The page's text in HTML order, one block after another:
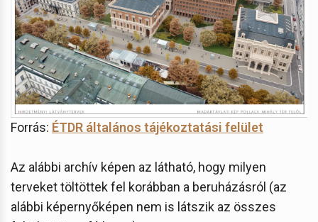
Forrás: ÉTDR általános tájékoztatási felület
Az alábbi archív képen az látható, hogy milyen
terveket töltöttek fel korábban a beruházásról (az
alábbi képernyőképen nem is látszik az összes